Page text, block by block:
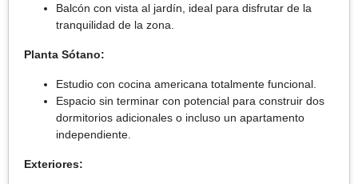
Balcón con vista al jardín, ideal para disfrutar de la
tranquilidad de la zona.
Planta Sótano:
Estudio con cocina americana totalmente funcional.
Espacio sin terminar con potencial para construir dos
dormitorios adicionales o incluso un apartamento
independiente.
Exteriores: